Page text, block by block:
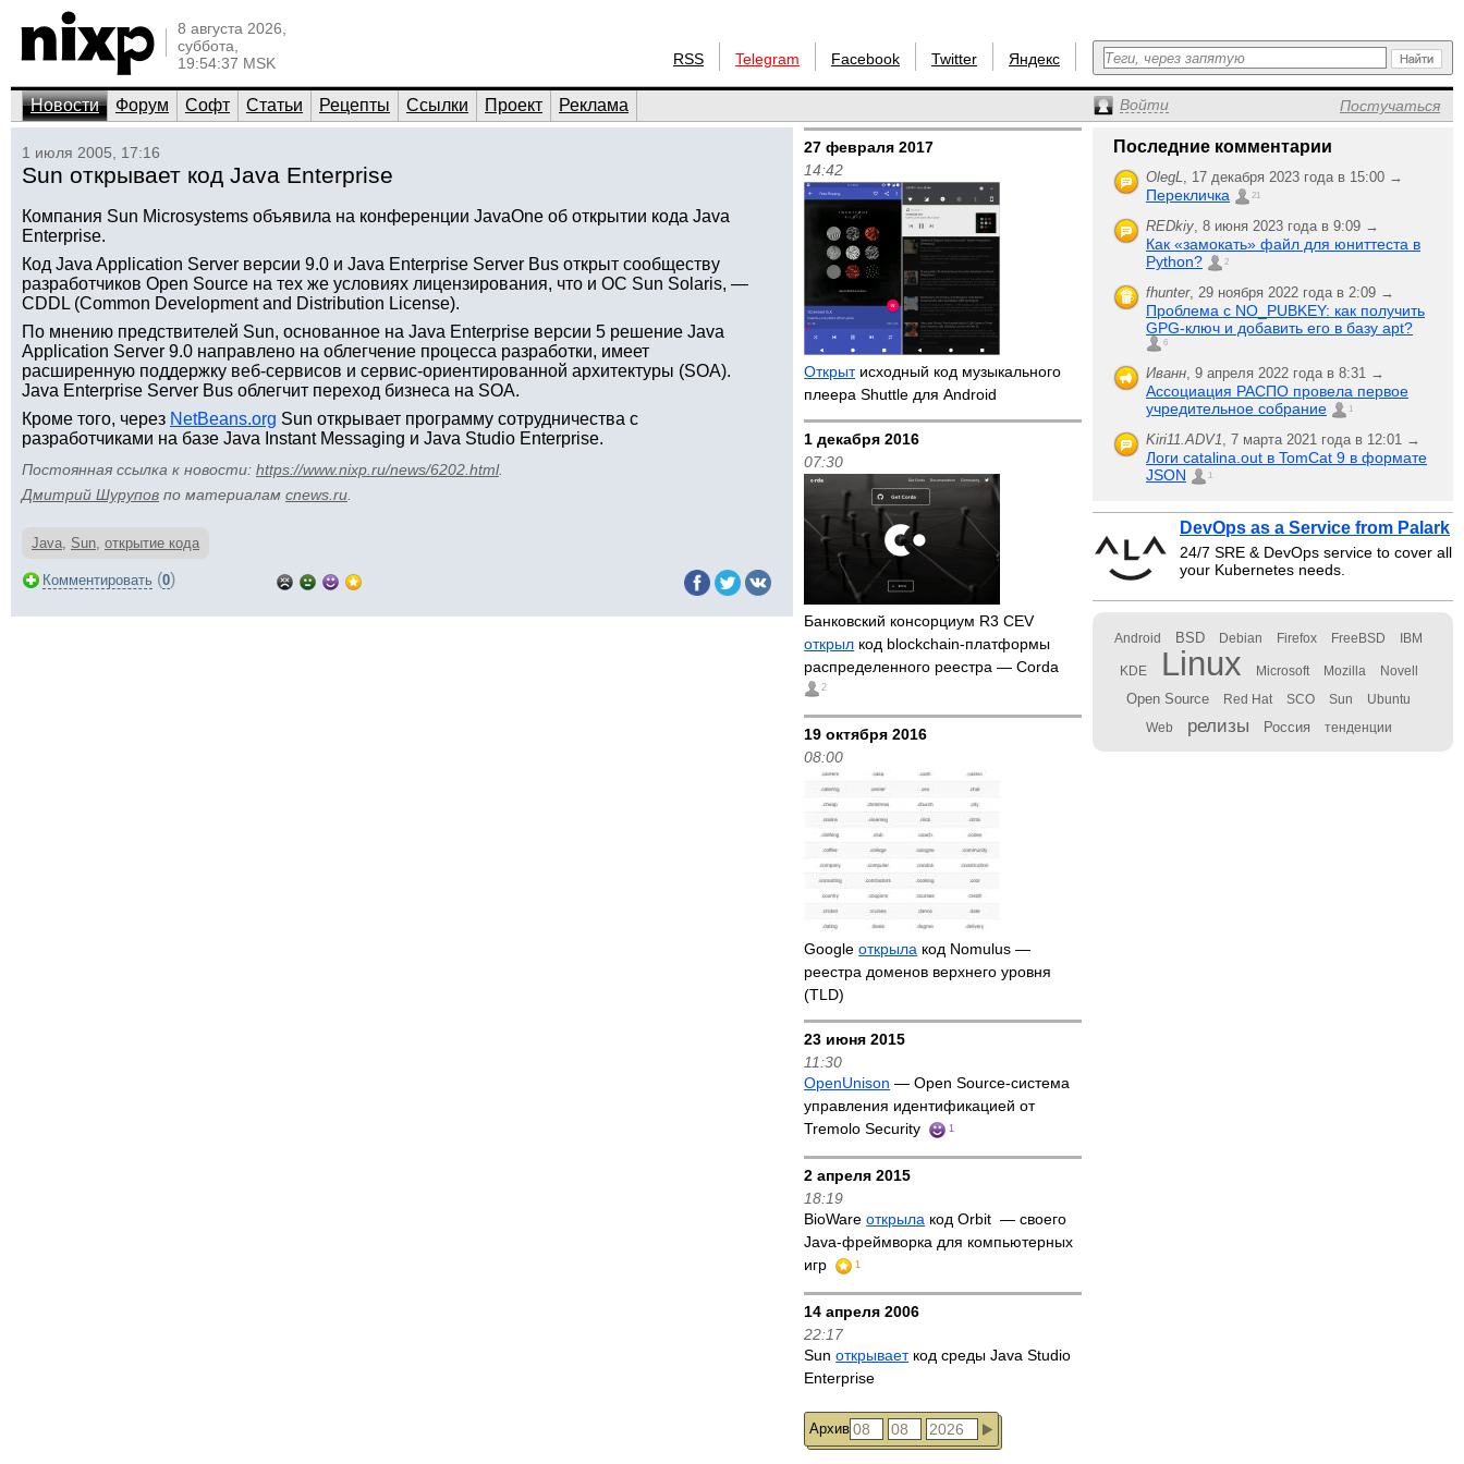
8 августа 2026,
суббота,
19:54:37 MSK
RSS Telegram Facebook Twitter Яндекс
Новости Форум Софт Статьи Рецепты Ссылки Проект Реклама Войти Постучаться
1 июля 2005, 17:16
Sun открывает код Java Enterprise
Компания Sun Microsystems объявила на конференции JavaOne об открытии кода Java
Enterprise.
Код Java Application Server версии 9.0 и Java Enterprise Server Bus открыт сообществу
разработчиков Open Source на тех же условиях лицензирования, что и ОС Sun Solaris, —
CDDL (Common Development and Distribution License).
По мнению предствителей Sun, основанное на Java Enterprise версии 5 решение Java
Application Server 9.0 направлено на облегчение процесса разработки, имеет
расширенную поддержку веб-сервисов и сервис-ориентированной архитектуры (SOA).
Java Enterprise Server Bus облегчит переход бизнеса на SOA.
Кроме того, через NetBeans.org Sun открывает программу сотрудничества с
разработчиками на базе Java Instant Messaging и Java Studio Enterprise.
Постоянная ссылка к новости: https://www.nixp.ru/news/6202.html.
Дмитрий Шурупов по материалам cnews.ru
Java, Sun, открытие кода
Комментировать (0)
27 февраля 2017
14:42
Открытисходный код музыкального
плеера Shuttle для Android
1 декабря 2016
07:30
Банковский консорциум R3 CEV
открыл код blockchain-платформы
распределенного реестра — Corda
2
19 октября 2016
08:00
Googleоткрыла код Nomulus —
реестра доменов верхнего уровня
(TLD)
23 июня 2015
11:30
OpenUnison — Open Source-система
управления идентификацией от
Tremolo Security
1
2 апреля 2015
18:19
BioWareоткрыла код Orbit — своего
Java-фреймворка для компьютерных
игр
1
14 апреля 2006
22:17
Sunоткрываеткод среды Java Studio
Enterprise
Архив
Последние комментарии
OlegL, 17 декабря 2023 года в 15:00 →
Перекличка 21
REDkiy, 8 июня 2023 года в 9:09 →
Как «замокать» файл для юниттеста в
Python?
2
fhunter, 29 ноября 2022 года в 2:09 →
Проблема с NO_PUBKEY: как получить
GPG-ключ и добавить его в базу apt?
6
Иванн, 9 апреля 2022 года в 8:31 →
Ассоциация РАСПО провела первое
учредительное собрание
1
Kiri11.ADV1, 7 марта 2021 года в 12:01 →
Логи catalina.out в TomCat 9 в формате
JSON
1
DevOps as a Service from Palark
24/7 SRE & DevOps service to cover all
your Kubernetes needs.
Android BSD Debian Firefox FreeBSD IBM
KDE Linux Microsoft Mozilla Novell
Open Source Red Hat SCO Sun Ubuntu
Web релизы Россия тенденции